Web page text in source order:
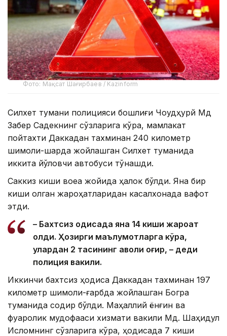
Фото: Мақсат Шағирбаев / Kazinform
Силхет тумани полицияси бошлиғи Чоудҳурй Мд
Забер Садекнинг сўзларига кўра, мамлакат
пойтахти Даккадан тахминан 240 километр
шимоли-шарқда жойлашган Силхет туманида
иккита йўловчи автобуси тўқнашди.
Саккиз киши воқеа жойида ҳалок бўлди. Яна бир
киши олган жароҳатларидан касалхонада вафот
этди.
– Бахтсиз ҳодисада яна 14 киши жароҳат
олди. Ҳозирги маълумотларга кўра,
улардан 2 тасининг аҳволи оғир, – деди
полиция вакили.
Иккинчи бахтсиз ҳодиса Даккадан тахминан 197
километр шимоли-ғарбда жойлашган Богра
туманида содир бўлди. Маҳаллий ёнғин ва
фуқаролик мудофааси хизмати вакили Мд. Шаҳидул
Исломнинг сўзларига кўра, ҳодисада 7 киши